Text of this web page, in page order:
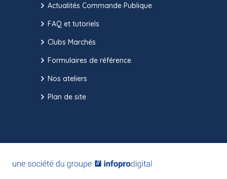
Actualités Commande Publique
FAQ et tutoriels
Clubs Marchés
Formulaires de référence
Nos ateliers
Plan de site